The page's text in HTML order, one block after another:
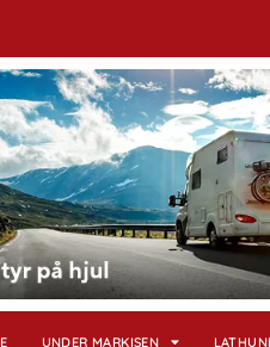
UNDER MARKISEN